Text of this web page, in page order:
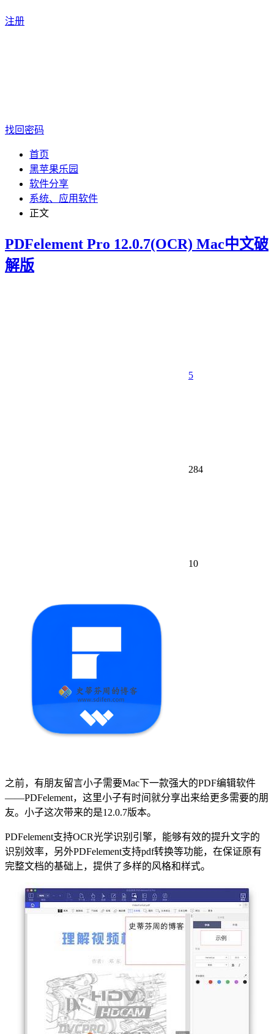
注册
找回密码
首页
黑苹果乐园
软件分享
系统、应用软件
正文
PDFelement Pro 12.0.7(OCR) Mac中文破
解版
5
284
10
之前，有朋友留言小子需要Mac下一款强大的PDF编辑软件
——PDFelement，这里小子有时间就分享出来给更多需要的朋
友。小子这次带来的是12.0.7版本。
PDFelement支持OCR光学识别引擎，能够有效的提升文字的
识别效率，另外PDFelement支持pdf转换等功能，在保证原有
完整文档的基础上，提供了多样的风格和样式。